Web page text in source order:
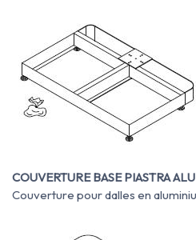
COUVERTURE BASE PIASTRA ALU
Couverture pour dalles en